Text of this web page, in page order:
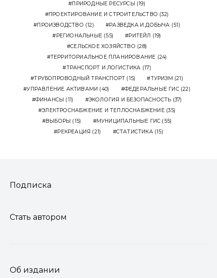
ПРИРОДНЫЕ РЕСУРСЫ (19)
ПРОЕКТИРОВАНИЕ И СТРОИТЕЛЬСТВО (32)
ПРОИЗВОДСТВО (12) РАЗВЕДКА И ДОБЫЧА (51)
РЕГИОНАЛЬНЫЕ (55) РИТЕЙЛ (19)
СЕЛЬСКОЕ ХОЗЯЙСТВО (28)
ТЕРРИТОРИАЛЬНОЕ ПЛАНИРОВАНИЕ (24)
ТРАНСПОРТ И ЛОГИСТИКА (17)
ТРУБОПРОВОДНЫЙ ТРАНСПОРТ (15) ТУРИЗМ (21)
УПРАВЛЕНИЕ АКТИВАМИ (40) ФЕДЕРАЛЬНЫЕ ГИС(22)
ФИНАНСЫ (11) ЭКОЛОГИЯ И БЕЗОПАСНОСТЬ (37)
ЭЛЕКТРОСНАБЖЕНИЕ И ТЕПЛОСНАБЖЕНИЕ(35)
ВЫБОРЫ (15) МУНИЦИПАЛЬНЫЕ ГИС (55)
РЕКРЕАЦИЯ (21) СТАТИСТИКА(15)
Подписка
Стать автором
Об издании